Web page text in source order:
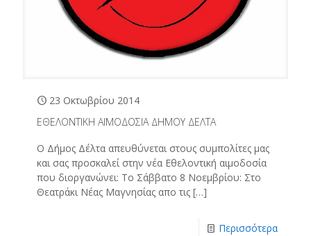
23 Οκτωβρίου 2014
ΕΘΕΛΟΝΤΙΚΗ ΑΙΜΟΔΟΣΙΑ ΔΗΜΟΥ ΔΕΛΤΑ
Ο Δήμος Δέλτα απευθύνεται στους συμπολίτες μας
και σας προσκαλεί στην νέα Εθελοντική αιμοδοσία
που διοργανώνει: Το Σάββατο 8 Νοεμβρίου: Στο
Θεατράκι Νέας Μαγνησίας απο τις […]
Περισσότερα